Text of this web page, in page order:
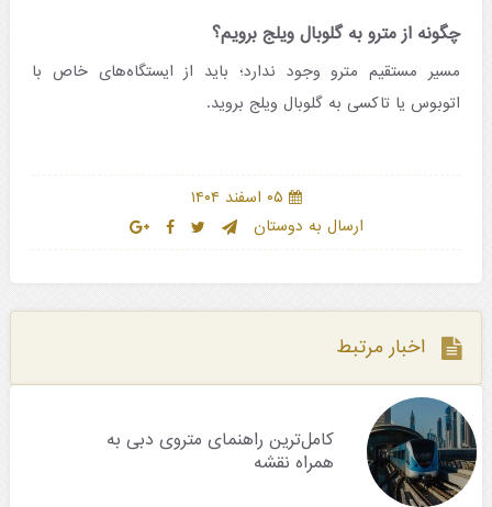
چگونه از مترو به گلوبال ویلج برویم؟
مسیر مستقیم مترو وجود ندارد؛ باید از ایستگاه‌های خاص با
اتوبوس یا تاکسی به گلوبال ویلج بروید.
۰۵ اسفند ۱۴۰۴
ارسال به دوستان
اخبار مرتبط
کامل‌ترین راهنمای متروی دبی به
همراه نقشه